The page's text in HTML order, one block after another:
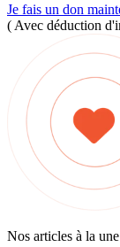
Je fais un don
( Avec déduction
Nos articles à la une